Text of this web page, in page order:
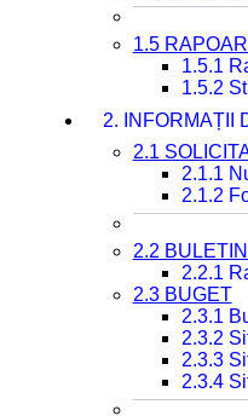
1.5
1.5.1
1.5.2
2. INFORMAȚII
2.1
2.1.1
2.1.2
2.2
2.2.1
2.3 BUGET
2.3.1
2.3.2
2.3.3
2.3.4